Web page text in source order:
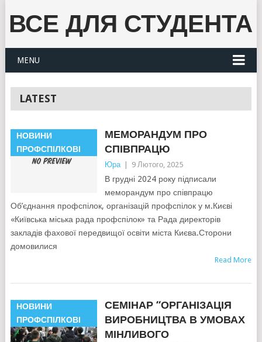
ВСЕ ДЛЯ СТУДЕНТА
MENU
LATEST
НОВИНИ
ПРОФСПІЛКОВІ
МЕМОРАНДУМ ПРО
СПІВПРАЦЮ
Юра 9 Лютого, 2025
В грудні 2024 року підписали
меморандум про співпрацю
Об’єднання профспілок, організацій профспілок у м.Києві
«Київська міська рада профспілок» та Рада директорів
закладів фахової передвищої освіти міста Києва.Сторони
домовилися
Read More
НОВИНИ
ПРОФСПІЛКОВІ
СЕМІНАР “ОРГАНІЗАЦІЯ
ВИРОБНИЦТВА В УМОВАХ
МІНЛИВОГО